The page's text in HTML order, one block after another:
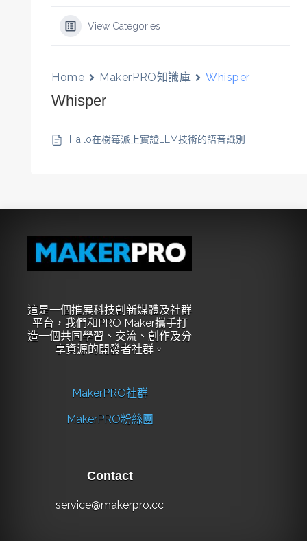
View Categories
Home MakerPRO知識庫 Whisper
Whisper
Hailo在樹莓派上實證LLM技術的語音識別
這是一個推展科技創新媒體及社群
平台，我們和PRO Maker攜手打
造一個共同學習、交流、創作及分
享資源的開發者社群。
MakerPRO社群
MakerPRO粉絲團
Contact
service@makerpro.cc